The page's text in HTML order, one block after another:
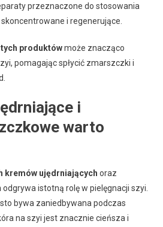
przeznaczone do stosowania
i regenerujące.
produktówmoże znacząco
pomagając spłycić zmarszczki i
i
warto
kremów ujędrniających oraz
odgrywa istotną rolę w pielęgnacji szyi.
bywa zaniedbywana podczas
na szyi jest znacznie cieńsza i